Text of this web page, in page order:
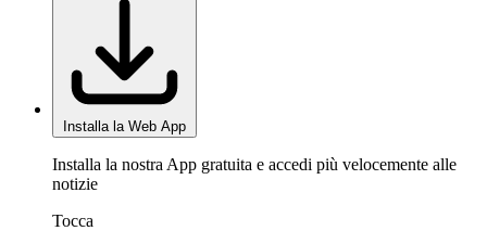
Installa la Web App
Installa la nostra App gratuita e accedi più velocemente alle
notizie
Tocca